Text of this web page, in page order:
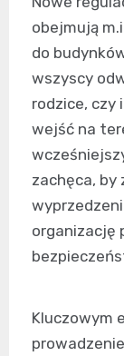
obejmują
do
wszyscy
rodzice, czy
wejść na
zachęca,
organizację
Kluczowym
prowadzenie